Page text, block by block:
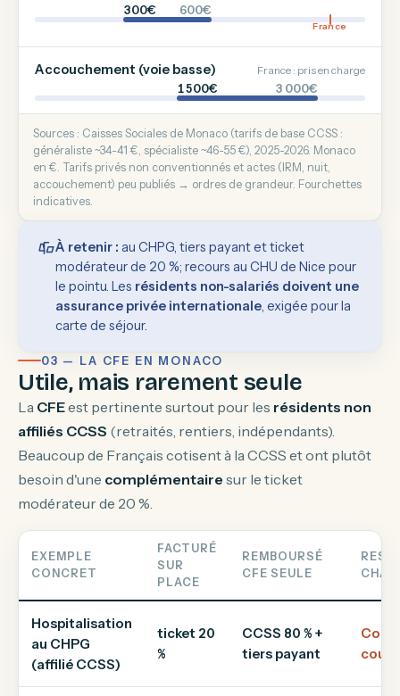
300€ 600€
France
Accouchement (voie basse) France : pris en charge
1 500€ 3 000€
Sources : Caisses Sociales de Monaco (tarifs de base CCSS :
généraliste ~34-41 €, spécialiste ~46-55 €), 2025-2026. Monaco
en €. Tarifs privés non conventionnés et actes (IRM, nuit,
accouchement) peu publiés → ordres de grandeur. Fourchettes
indicatives.
À retenir : au CHPG, tiers payant et ticket
modérateur de 20 %; recours au CHU de Nice pour
le pointu. Les résidents non-salariés doivent une
assurance privée internationale, exigée pour la
carte de séjour.
03 — LA CFE EN MONACO
Utile, mais rarement seule
La CFEest pertinente surtout pour les résidents non
affiliés CCSS (retraités, rentiers, indépendants).
Beaucoup de Français cotisent à la CCSS et ont plutôt
besoin d'une complémentaire sur le ticket
modérateur de 20 %.
EXEMPLE
CONCRET
FACTURÉ
SUR
PLACE
REMBOURSÉ
CFE SEULE
Hospitalisation
au CHPG
(affilié CCSS)
ticket 20
%
CCSS 80 % +
tiers payant